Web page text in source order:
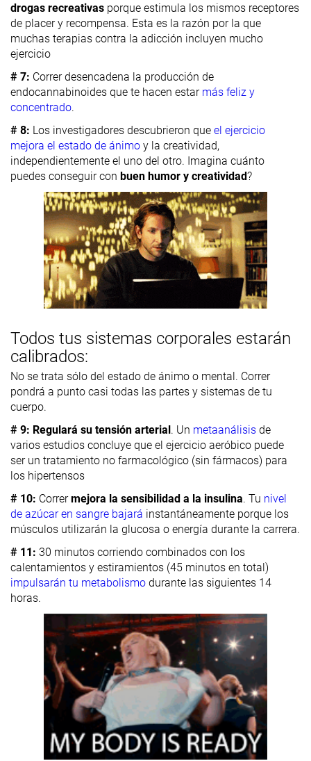
drogas recreativas porque estimula los mismos receptores
de placer y recompensa. Esta es la razón por la que
muchas terapias contra la adicción incluyen mucho
ejercicio
# 7: Correr desencadena la producción de
endocannabinoides que te hacen estar más feliz y
concentrado.
# 8: Los investigadores descubrieron que el ejercicio
mejora el estado de ánimo y la creatividad,
independientemente el uno del otro. Imagina cuánto
puedes conseguir con buen humor y creatividad?
Todos tus sistemas corporales estarán
calibrados:
No se trata sólo del estado de ánimo o mental. Correr
pondrá a punto casi todas las partes y sistemas de tu
cuerpo.
# 9: Regulará su tensión arterial . Un metaanálisis de
varios estudios concluye que el ejercicio aeróbico puede
ser un tratamiento no farmacológico (sin fármacos) para
los hipertensos
# 10: Corrermejora la sensibilidad a la insulina. Tu nivel
de azúcar en sangre bajará instantáneamente porque los
músculos utilizarán la glucosa o energía durante la carrera.
# 11: 30 minutos corriendo combinados con los
calentamientos y estiramientos (45 minutos en total)
impulsarán tu metabolismo durante las siguientes 14
horas.